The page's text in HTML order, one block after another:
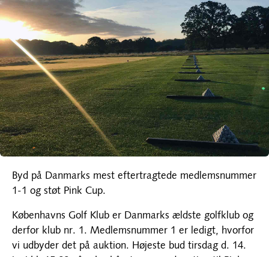
Byd på Danmarks mest eftertragtede medlemsnummer
1-1 og støt Pink Cup.
Københavns Golf Klub er Danmarks ældste golfklub og
derfor klub nr. 1. Medlemsnummer 1 er ledigt, hvorfor
vi udbyder det på auktion. Højeste bud tirsdag d. 14.